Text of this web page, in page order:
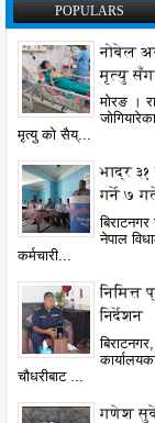
POPULARS
नोबेल
मृत्यु
मोरङ ।
मृत्यु को सैय्...
भाद्र
गर्ने ७
नेपाल
कर्मचारी...
निमित्त
निर्देशन
चौधरीबाट ...
गणेश